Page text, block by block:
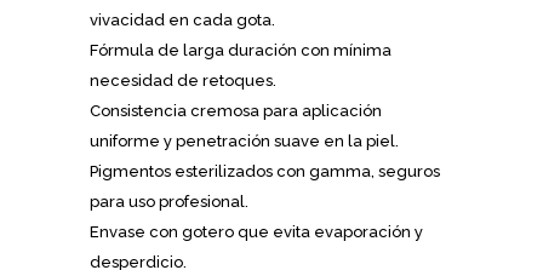
vivacidad en cada gota.
Fórmula de larga duración con mínima
necesidad de retoques.
Consistencia cremosa para aplicación
uniforme y penetración suave en la piel.
Pigmentos esterilizados con gamma, seguros
para uso profesional.
Envase con gotero que evita evaporación y
desperdicio.